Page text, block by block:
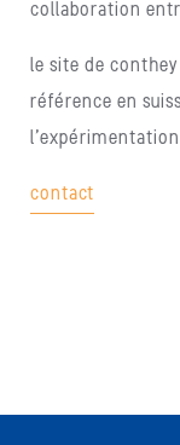
collaboration
le site de conthey
référence en
contact